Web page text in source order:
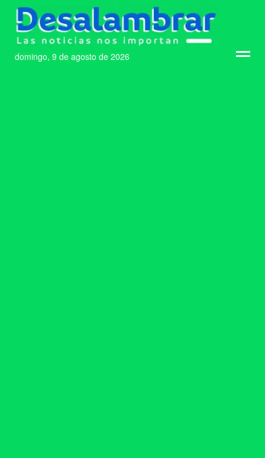
domingo, 9 de agosto de 2026